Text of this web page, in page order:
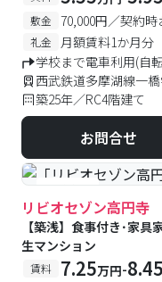
敷金 70,000円／契約時
礼金
月額賃料1か月分
学校まで電車利用(自
西武鉄道多摩湖線一
築25年／RC4階建て
お問合せ
#食事付き
リビオセゾン高円寺
【築浅】食事付き･家
生マンション
賃料 7.25万円-8.45